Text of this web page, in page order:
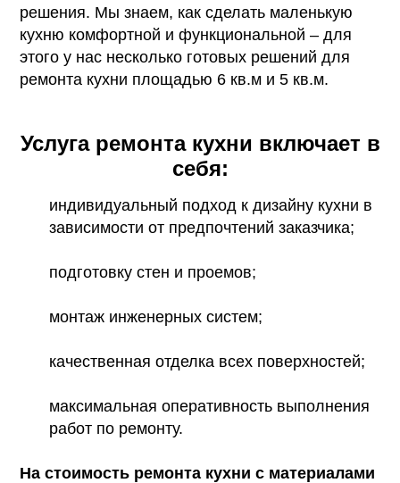
решения. Мы знаем, как сделать маленькую
кухню комфортной и функциональной – для
этого у нас несколько готовых решений для
ремонта кухни площадью 6 кв.м и 5 кв.м.
Услуга ремонта кухни включает в
себя:
индивидуальный подход к дизайну кухни в
зависимости от предпочтений заказчика;
подготовку стен и проемов;
монтаж инженерных систем;
качественная отделка всех поверхностей;
максимальная оперативность выполнения
работ по ремонту.
На стоимость ремонта кухни с материалами